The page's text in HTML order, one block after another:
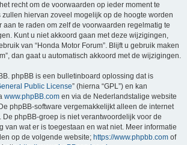
recht om de voorwaarden op ieder moment te
hiervan zoveel mogelijk op de hoogte worden
aan te raden om zelf de voorwaarden regelmatig te
Kunt u niet akkoord gaan met deze wijzigingen,
van “Honda Motor Forum”. Blijft u gebruik maken
dan gaat u automatisch akkoord met de wijzigingen.
phpBB is een bulletinboard oplossing dat is
Public License” (hierna “GPL”) en kan
www.phpBB.com en via de Nederlandstalige website
phpBB-software vergemakkelijkt alleen de internet
phpBB-groep is niet verantwoordelijk voor de
van wat er is toegestaan en wat niet. Meer informatie
op de volgende website; https://www.phpbb.com of